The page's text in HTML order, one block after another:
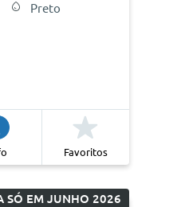
Preto
Favoritos
SÓ EM JUNHO 2026